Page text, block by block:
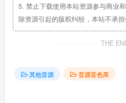
5. 禁止下载使用本站资源参与商业
除资源引起的版权纠纷，本站不承担
THE
其他音源 音源音色库